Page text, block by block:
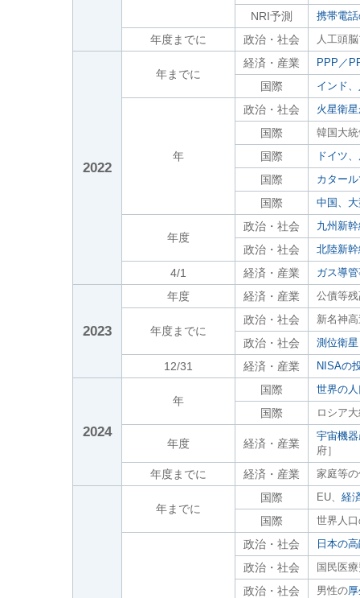
NRI予測 携帯電
年度までに 政治・社会 人工頭
2022
年までに
経済・産業 PPP／
国際 インド
年
政治・社会 火星衛
国際 韓国大
国際 ドイツ
国際 カター
国際 中国、
年度
政治・社会 九州新
政治・社会 北陸新
4/1 経済・産業 ガス導
2023
年度 経済・産業 公債等
年度までに
政治・社会 新名神
政治・社会 測位衛
12/31 経済・産業 NISAの
2024
年
国際 世界の
国際 ロシア
年度 経済・産業
宇宙機
府］
年度までに 経済・産業 家庭等
年までに
国際 EU、 経
国際 世界人
政治・社会 日本の
政治・社会 国民医
政治・社会 男性の